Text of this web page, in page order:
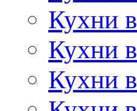
Кухни
Кухни
Кухни